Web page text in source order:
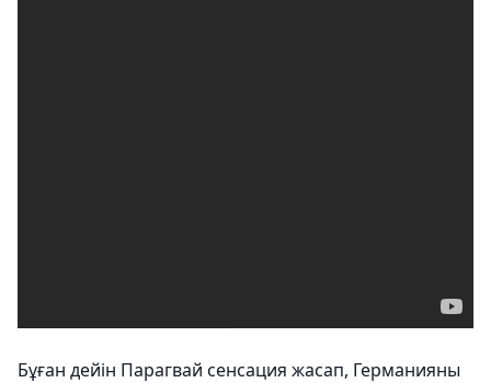
Бұған дейін Парагвай сенсация жасап, Германияны